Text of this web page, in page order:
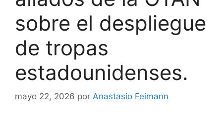
sobre el despliegue
de tropas
estadounidenses.
mayo 22, 2026 por Anastasio Feimann